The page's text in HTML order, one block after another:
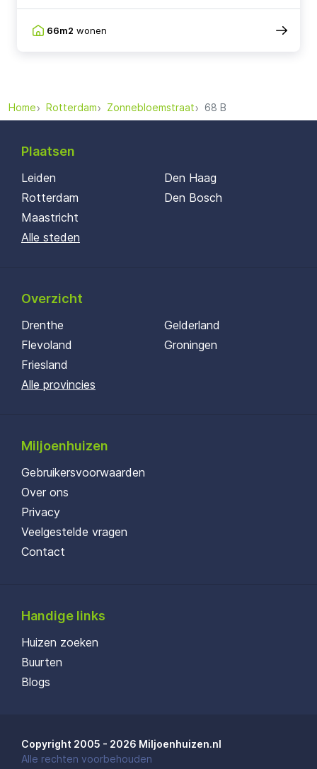
66m2 wonen
Home Rotterdam Zonnebloemstraat 68 B
Plaatsen
Leiden
Rotterdam
Maastricht
Den Haag
Den Bosch
Alle steden
Overzicht
Drenthe
Flevoland
Friesland
Gelderland
Groningen
Alle provincies
Miljoenhuizen
Gebruikersvoorwaarden
Over ons
Privacy
Veelgestelde vragen
Contact
Handige links
Huizen zoeken
Buurten
Blogs
Copyright 2005 - 2026 Miljoenhuizen.nl
Alle rechten voorbehouden